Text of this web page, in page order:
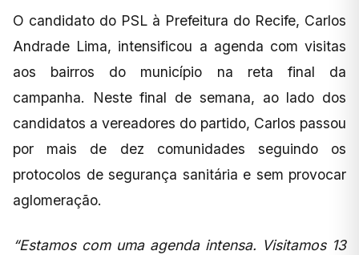
O candidato do PSL à Prefeitura do Recife, Carlos
Andrade Lima, intensificou a agenda com visitas
aos bairros do município na reta final da
campanha. Neste final de semana, ao lado dos
candidatos a vereadores do partido, Carlos passou
por mais de dez comunidades seguindo os
protocolos de segurança sanitária e sem provocar
aglomeração.
“Estamos com uma agenda intensa. Visitamos 13